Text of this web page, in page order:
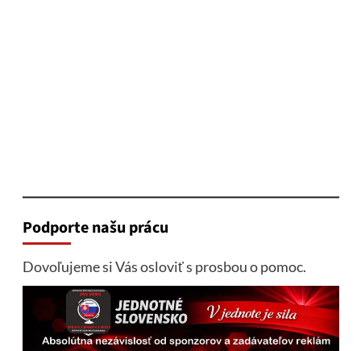
Podporte našu prácu
Dovoľujeme si Vás osloviť s prosbou o pomoc.